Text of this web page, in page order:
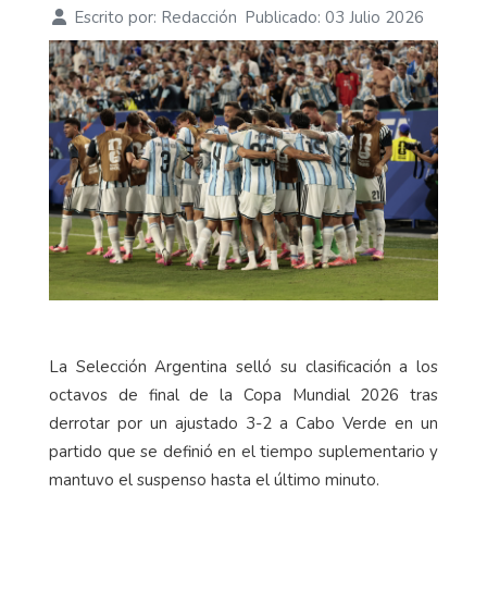
Escrito por: Redacción Publicado: 03 Julio 2026
La Selección Argentina selló su clasificación a los
octavos de final de la Copa Mundial 2026 tras
derrotar por un ajustado 3-2 a Cabo Verde en un
partido que se definió en el tiempo suplementario y
mantuvo el suspenso hasta el último minuto.